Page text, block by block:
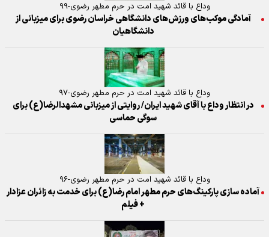
وداع با قائد شهید امت در حرم مطهر رضوی-۹۹
آمادگی موکب‌های ورزش‌های دانشگاهی خراسان رضوی برای میزبانی از
دانشگاهیان
وداع با قائد شهید امت در حرم مطهر رضوی-۹۷
در انتظار وداع با آقای شهید ایران/ روایتی از میزبانی مشهدالرضا(ع) برای
سوگی حماسی
وداع با قائد شهید امت در حرم مطهر رضوی-۹۶
آماده سازی پارکینگ‌های حرم مطهر امام رضا(ع) برای خدمت به زائران عزادار
+ فیلم